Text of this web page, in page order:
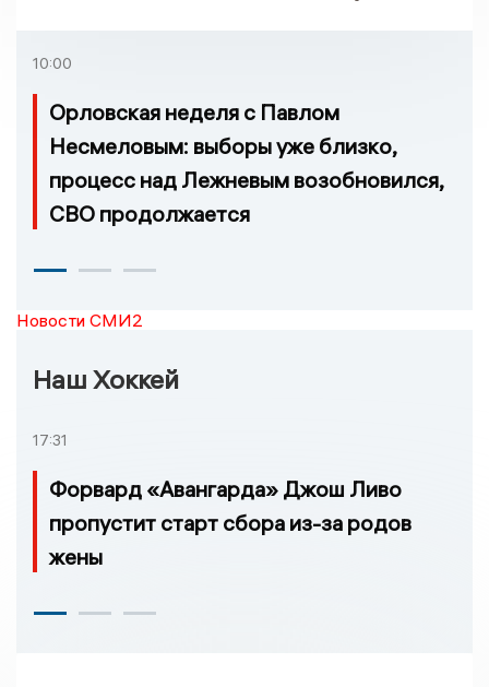
10:00
Орловская неделя с Павлом
Несмеловым: выборы уже близко,
процесс над Лежневым возобновился,
СВО продолжается
Новости СМИ2
Наш Хоккей
17:31
Форвард «Авангарда» Джош Ливо
пропустит старт сбора из-за родов
жены